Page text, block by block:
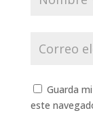
Guarda
este